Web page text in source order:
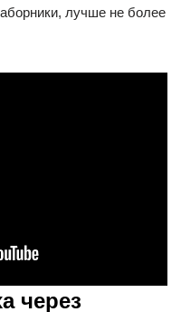
лучше не более
через